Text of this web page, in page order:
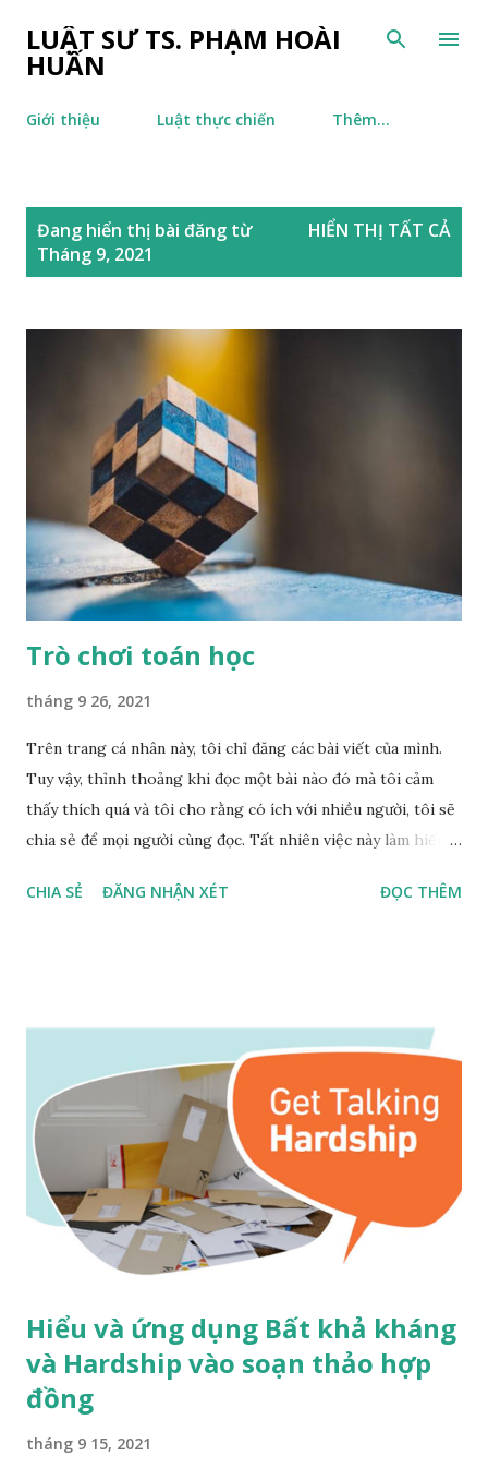
Chuyển đến nội dung chính
LUẬT SƯ TS. PHẠM HOÀI
HUẤN
Giới thiệu Luật thực chiến Thêm…
Đang hiển thị bài đăng từ
Tháng 9, 2021
HIỂN THỊ TẤT CẢ
Trò chơi toán học
tháng 9 26, 2021
Trên trang cá nhân này, tôi chỉ đăng các bài viết của mình.
Tuy vậy, thỉnh thoảng khi đọc một bài nào đó mà tôi cảm
thấy thích quá và tôi cho rằng có ích với nhiều người, tôi sẽ
chia sẻ để mọi người cùng đọc. Tất nhiên việc này làm hiếm
Kĩ sư An ninh mạng của Google đã đăng trên Vnexpress
CHIA SẺ ĐĂNG NHẬN XÉT ĐỌC THÊM
Hiểu và ứng dụng Bất khả kháng
và Hardship vào soạn thảo hợp
đồng
tháng 9 15, 2021